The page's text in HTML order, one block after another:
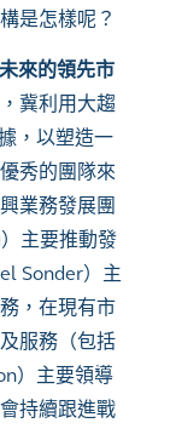
是怎樣呢？
來的領先市
冀利用大趨
，以塑造一
秀的團隊來
業務發展團
）主要推動發
Sonder）主
，在現有市
服務（包括
）主要領導
持續跟進戰